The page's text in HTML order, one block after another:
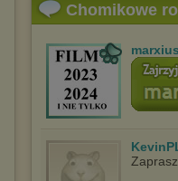
Chomikowe